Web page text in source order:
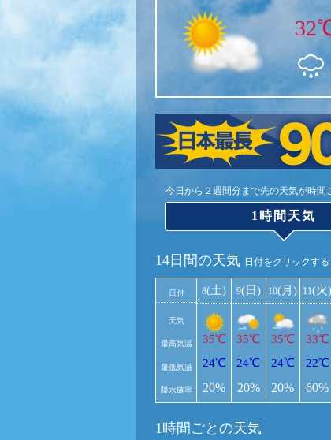
今日から２週間分まで先の天気が時間
1時間天気
14日間の天気 日付をクリックす
日付
天気
最高気温
最低気温
降水確率
8(土)
35℃
24℃
20%
9(日)
35℃
24℃
20%
10(月)
35℃
24℃
20%
11(火)
33℃
22℃
60%
1時間ごとの天気